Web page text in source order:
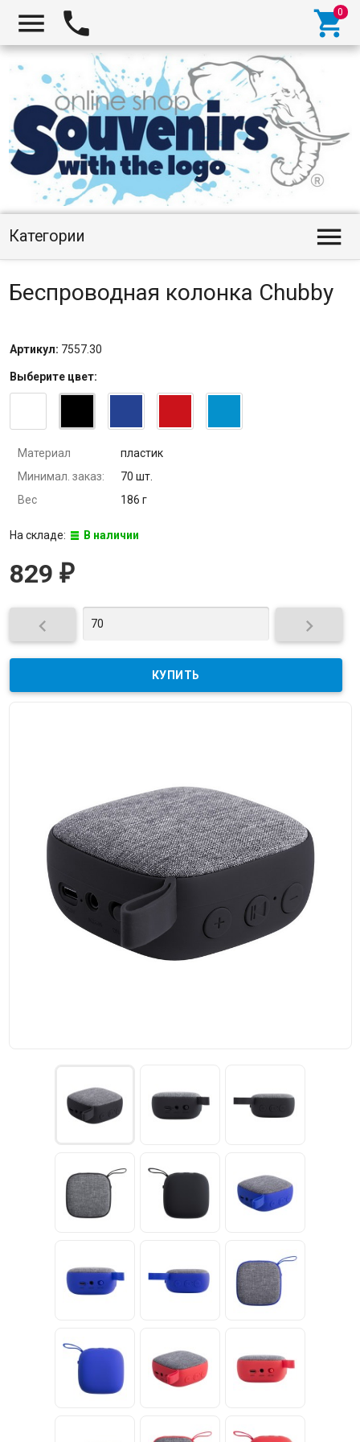
  
Категории 
Беспроводная колонка Chubby
Артикул: 7557.30
Выберите цвет:
Материал
пластик
Минимал. заказ:
70 шт.
Вес
186 г
На складе: В наличии
829 ₽
 